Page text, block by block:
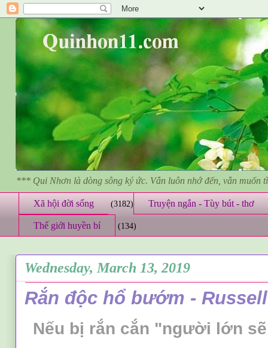
*** Qui Nhơn là dòng sông ký ức. Vẫn luôn nhớ đến, vẫn muốn
Xã hội đời sống (3182) Truyện ngắn - Tùy bút - thơ
Thế giới huyền bí (134)
Wednesday, March 13, 2019
Rắn độc hổ bướm -
Nếu bị rắn cắn "người lớn